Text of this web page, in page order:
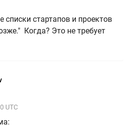
стартапов и проектов
Когда? Это не требует
UTC